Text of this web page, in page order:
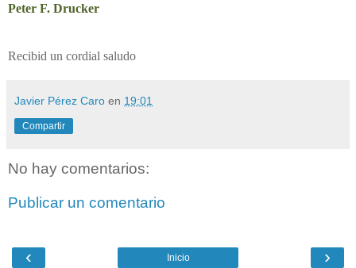
Peter F. Drucker
Recibid un cordial saludo
Javier Pérez Caro en 19:01
Compartir
No hay comentarios:
Publicar un comentario
‹ ›
Inicio